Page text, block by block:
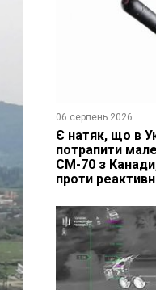
06 серпень 2026
Є натяк, що в
потрапити
CM-70 з
проти